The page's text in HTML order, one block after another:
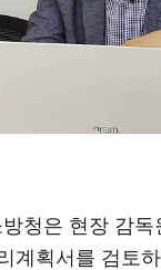
청은 현장 감
계획서를 검토